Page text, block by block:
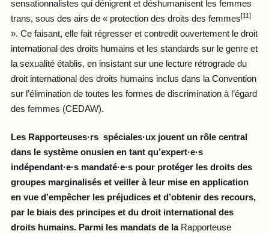
sensationnalistes qui dénigrent et déshumanisent les femmes
trans, sous des airs de « protection des droits des femmes[11]
». Ce faisant, elle fait régresser et contredit ouvertement le droit
international des droits humains et les standards sur le genre et
la sexualité établis, en insistant sur une lecture rétrograde du
droit international des droits humains inclus dans la Convention
sur l’élimination de toutes les formes de discrimination à l’égard
des femmes (CEDAW).
Les Rapporteuses·rs spéciales·ux jouent un rôle central
dans le système onusien en tant qu’expert·e·s
indépendant·e·s mandaté·e·s pour protéger les droits des
groupes marginalisés et veiller à leur mise en application
en vue d’empêcher les préjudices et d’obtenir des recours,
par le biais des principes et du droit international des
droits humains. Parmi les mandats de la Rapporteuse